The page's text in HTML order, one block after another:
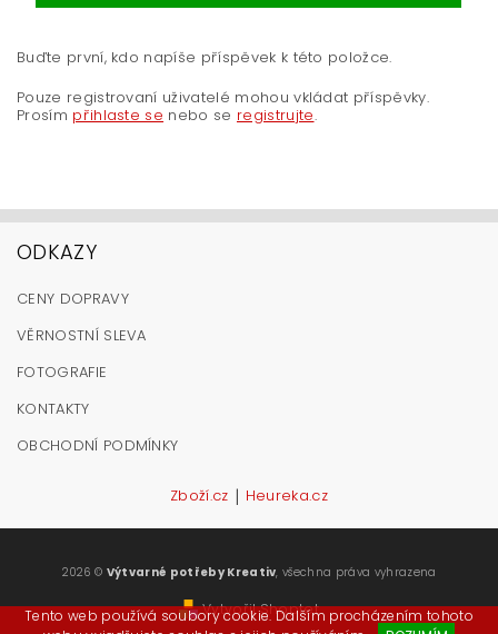
Buďte první, kdo napíše příspěvek k této položce.
Pouze registrovaní uživatelé mohou vkládat příspěvky.
Prosím přihlaste se nebo se registrujte.
ODKAZY
CENY DOPRAVY
VĚRNOSTNÍ SLEVA
FOTOGRAFIE
KONTAKTY
OBCHODNÍ PODMÍNKY
Zboží.cz | Heureka.cz
2026 © Výtvarné potřeby Kreativ, všechna práva vyhrazena
Vytvořil Shoptet
Tento web používá soubory cookie. Dalším procházením tohoto